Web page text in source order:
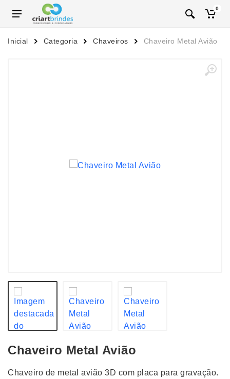
0
Inicial Categoria Chaveiros Chaveiro Metal Avião
Chaveiro Metal Avião
Chaveiro de metal avião 3D com placa para gravação.